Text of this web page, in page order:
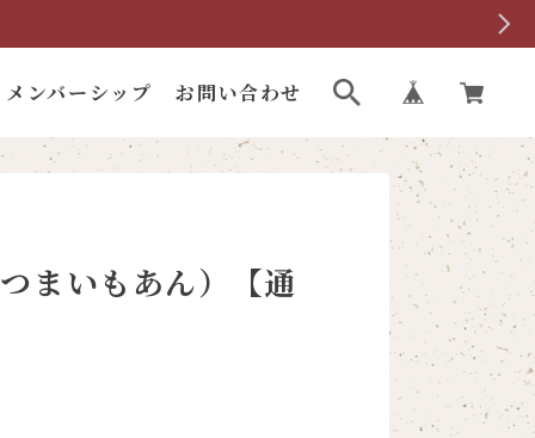
メンバーシップ お問い合わせ
まいもあん）【通